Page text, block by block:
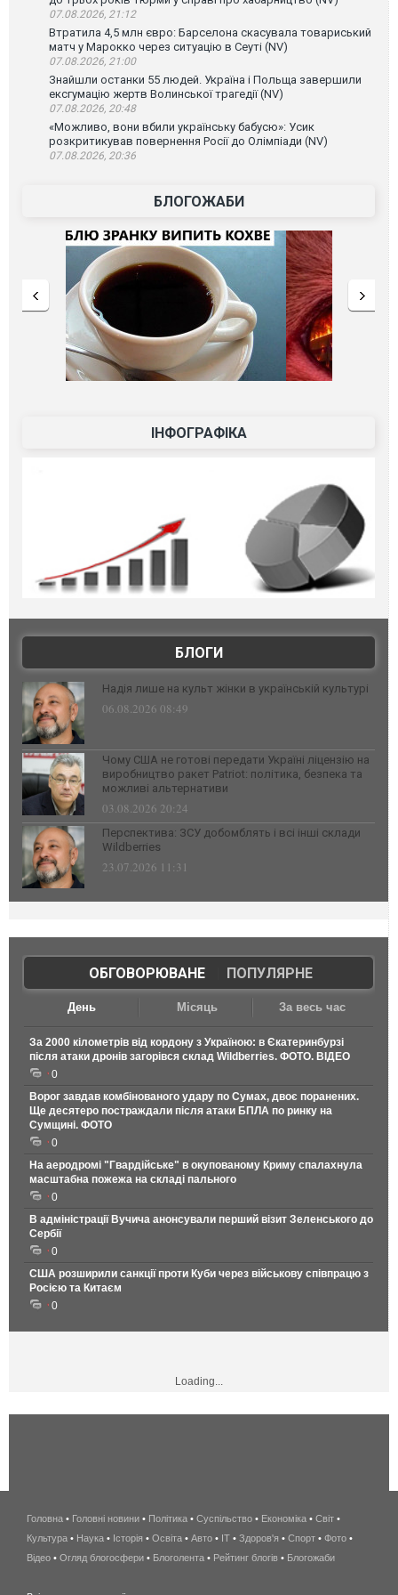
07.08.2026, 21:12
Втратила 4,5 млн євро: Барселона скасувала товариський
матч у Марокко через ситуацію в Сеуті (NV)
07.08.2026, 21:00
Знайшли останки 55 людей. Україна і Польща завершили
ексгумацію жертв Волинської трагедії (NV)
07.08.2026, 20:48
«Можливо, вони вбили українську бабусю»: Усик
розкритикував повернення Росії до Олімпіади (NV)
07.08.2026, 20:36
БЛОГОЖАБИ
ІНФОГРАФІКА
БЛОГИ
Надія лише на культ жінки в українській культурі
06.08.2026 08:49
Чому США не готові передати Україні ліцензію на
виробництво ракет Patriot: політика, безпека та
можливі альтернативи
03.08.2026 20:24
Перспектива: ЗСУ добомблять і всі інші склади
Wildberries
23.07.2026 11:31
ОБГОВОРЮВАНЕ| ПОПУЛЯРНЕ
День Місяць За весь час
За 2000 кілометрів від кордону з Україною: в Єкатеринбурзі
після атаки дронів загорівся склад Wildberries. ФОТО. ВІДЕО
0
Ворог завдав комбінованого удару по Сумах, двоє поранених.
Ще десятеро постраждали після атаки БПЛА по ринку на
Сумщині. ФОТО
0
На аеродромі "Гвардійське" в окупованому Криму спалахнула
масштабна пожежа на складі пального
0
В адміністрації Вучича анонсували перший візит Зеленського до
Сербії
0
США розширили санкції проти Куби через військову співпрацю з
Росією та Китаєм
0
Loading...
беспроводной
интернет
киев
Головна • Головні новини • Політика • Суспільство • Економіка • Світ •
Культура • Наука • Історія • Освіта • Авто • IT • Здоров'я • Спорт • Фото •
Відео • Огляд блогосфери • Блоголента • Рейтинг блогів • Блогожаби